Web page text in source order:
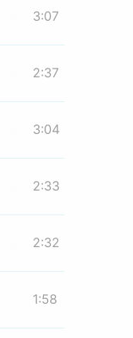
3:07
2:37
3:04
2:33
2:32
1:58